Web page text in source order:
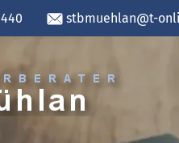
stbmuehlan@t-